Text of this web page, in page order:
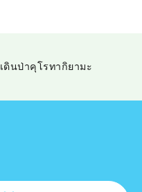
เดินป่าคุโรทากิยามะ